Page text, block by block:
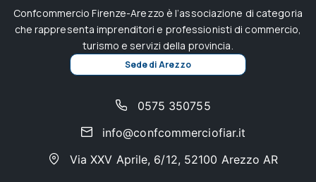
Confcommercio Firenze-Arezzo è l’associazione di categoria
che rappresenta imprenditori e professionisti di commercio,
turismo e servizi della provincia.
Sede di Arezzo
0575 350755
info@confcommerciofiar.it
Via XXV Aprile, 6/12, 52100 Arezzo AR